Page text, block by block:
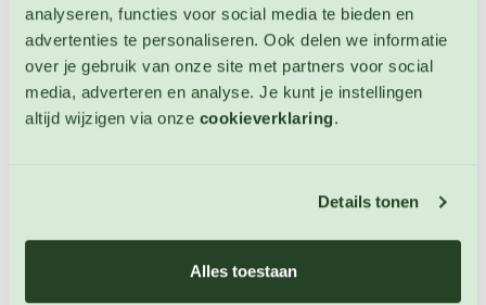
analyseren, functies voor social media te bieden en
advertenties te personaliseren. Ook delen we informatie
over je gebruik van onze site met partners voor social
media, adverteren en analyse. Je kunt je instellingen
altijd wijzigen via onze cookieverklaring.
Details tonen
Alles toestaan
Artikelnummer: BIO-4882